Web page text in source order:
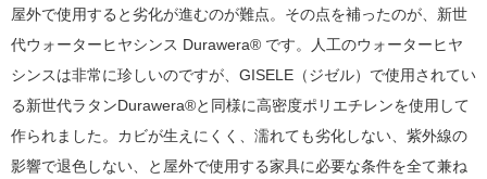
屋外で使用すると劣化が進むのが難点。その点を補ったのが、新世
代ウォーターヒヤシンス Durawera® です。人工のウォーターヒヤ
シンスは非常に珍しいのですが、GISELE（ジゼル）で使用されてい
る新世代ラタンDurawera®と同様に高密度ポリエチレンを使用して
作られました。カビが生えにくく、濡れても劣化しない、紫外線の
影響で退色しない、と屋外で使用する家具に必要な条件を全て兼ね